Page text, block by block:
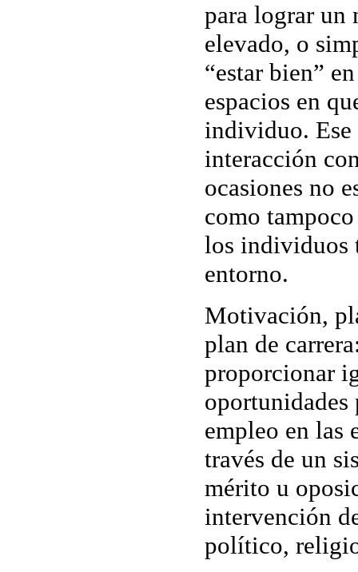
para lograr un
elevado, o
“estar bien”
espacios en
individuo. Ese
interacción
ocasiones no
como
los individuos
entorno.
Motivación,
plan de carrera
proporcionar
oportunidades
empleo en las
través de un
mérito u
intervención
político,